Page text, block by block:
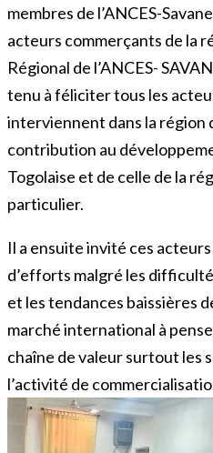
membres de l’ANCES-
acteurs commerçants de la
Régional de l’ANCES-
tenu à féliciter tous les
interviennent dans la région
contribution au
Togolaise et de celle de la
particulier.
Il a ensuite invité ces
d’efforts malgré les
et les tendances baissières
marché international à
chaîne de valeur surtout les
l’activité de